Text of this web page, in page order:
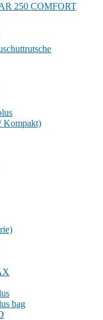
250 COMFORT
Kompakt)
bag